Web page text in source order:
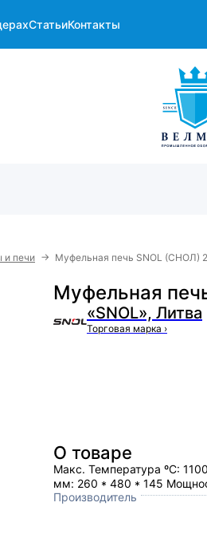
СтатьиКонтакты
и печи → Муфельная печь SNOL (СНОЛ)
Муфельная
«SNOL», Литва
Торговая марка ›
О товаре
Макс. Температура ºC:
мм: 260 * 480 * 145
Производитель